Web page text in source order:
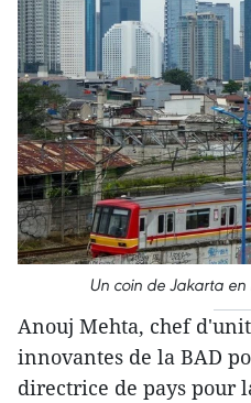
Un coin de Jakarta en
Anouj Mehta, chef
innovantes de la BAD
directrice de pays pour